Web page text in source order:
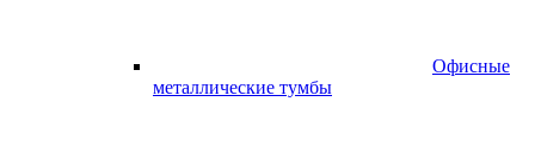
Офисные
металлические тумбы